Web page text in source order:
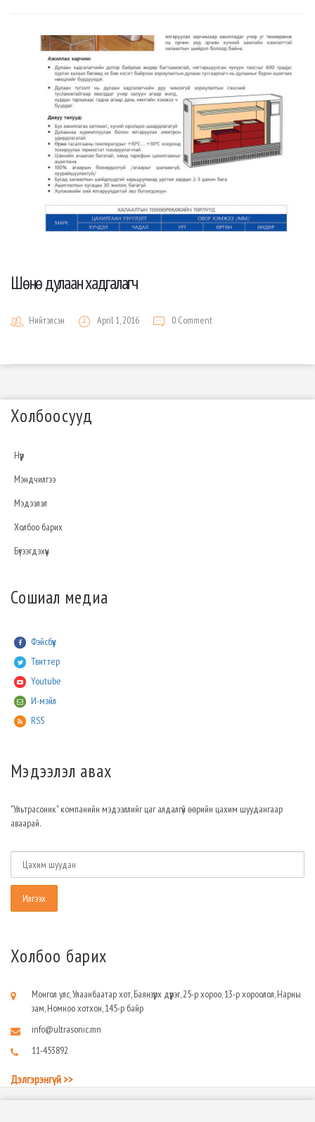
Шөнө дулаан хадгалагч
Нийтэлсэн April 1, 2016 0 Comment
Холбоосууд
Нүүр
Мэндчилгээ
Мэдээлэл
Холбоо барих
Бүтээгдэхүүн
Сошиал медиа
Фэйсбүүк
Твиттер
Youtube
И-мэйл
RSS
Мэдээлэл авах
"Ультрасоник" компанийн мэдээллийг цаг алдалгүй өөрийн цахим шуудангаар
аваарай.
Холбоо барих
Монгол улс, Улаанбаатар хот, Баянзүрх дүүрэг, 25-р хороо, 13-р хороолол, Нарны
зам, Номноо хотхон, 145-р байр
info@ultrasonic.mn
11-453892
Дэлгэрэнгүй >>